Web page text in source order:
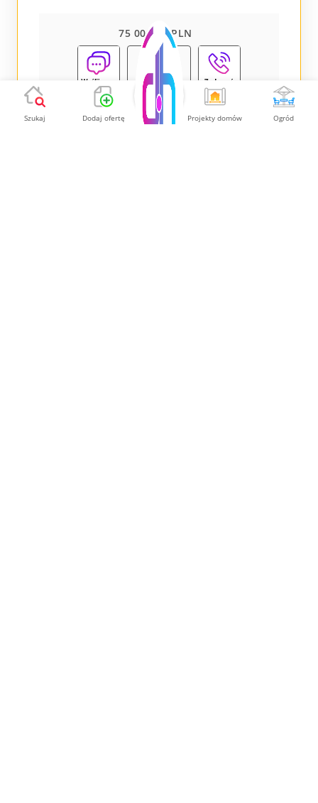
75 000.00 PLN
Szukaj Dodaj ofertę Projekty domów Ogród